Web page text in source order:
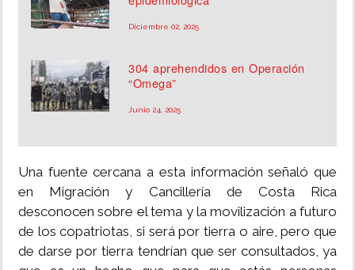
Diciembre 02, 2025
304 aprehendidos en Operación
“Omega”
Junio 24, 2025
Una fuente cercana a esta información señaló que
en Migración y Cancillería de Costa Rica
desconocen sobre el tema y la movilización a futuro
de los copatriotas, si será por tierra o aire, pero que
de darse por tierra tendrían que ser consultados, ya